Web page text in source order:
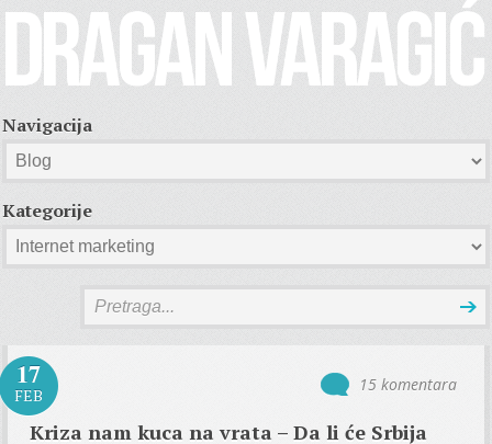
Navigacija
Kategorije
17
FEB
15 komentara
Kriza nam kuca na vrata – Da li će Srbija